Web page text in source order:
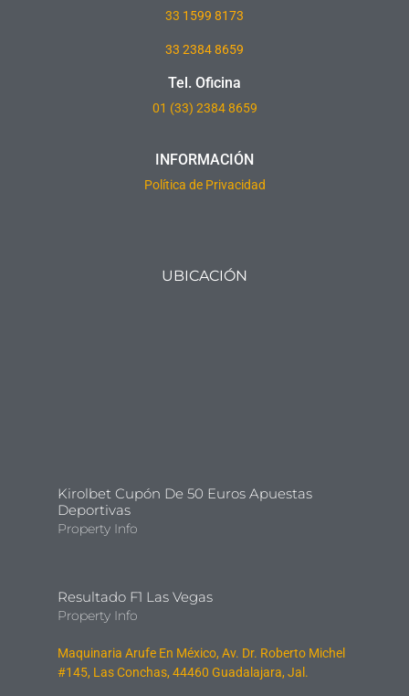
33 1599 8173
33 2384 8659
Tel. Oficina
01 (33) 2384 8659
INFORMACIÓN
Política de Privacidad
UBICACIÓN
Kirolbet Cupón De 50 Euros Apuestas
Deportivas
Property Info
Resultado F1 Las Vegas
Property Info
Maquinaria Arufe En México, Av. Dr. Roberto Michel
#145, Las Conchas, 44460 Guadalajara, Jal.